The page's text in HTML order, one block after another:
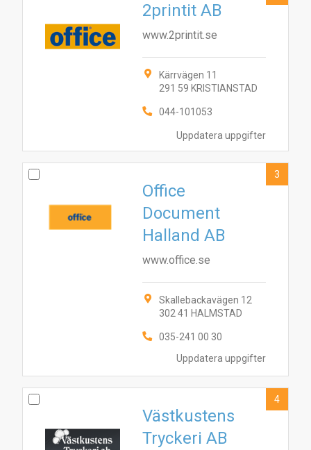
Uppdatera uppgifter
2printit AB
www.2printit.se
Kärrvägen 11
291 59 KRISTIANSTAD
044-101053
Uppdatera uppgifter
Office
Document
Halland AB
www.office.se
Skallebackavägen 12
302 41 HALMSTAD
035-241 00 30
3
Västkustens
Tryckeri AB
4